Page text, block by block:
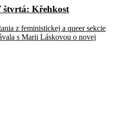
štvrtá: Křehkost
z feministickej a queer sekcie
s Marii Láskovou o novej